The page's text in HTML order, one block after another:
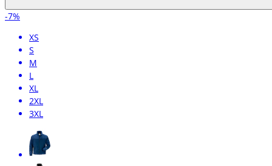
-7%
XS
S
M
L
XL
2XL
3XL